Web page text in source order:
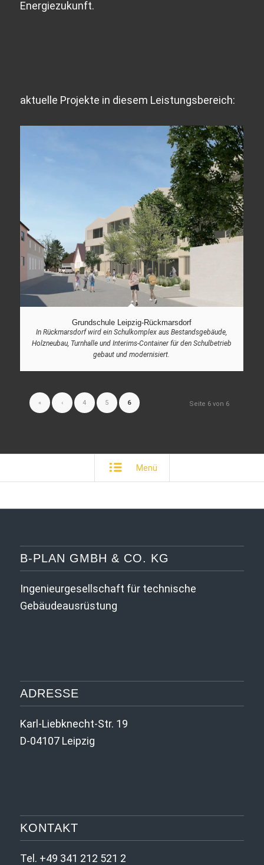
Energiezukunft.
aktuelle Projekte in diesem Leistungsbereich:
Grundschule Leipzig-Rückmarsdorf
In Rückmarsdorf wird ein Schulkomplex aus Bestandsgebäude,
Holzneubau, Turnhalle und Interims-Container für den Schulbetrieb
gebaut und modernisiert.
Seite 6 von 6
« ‹ 4 5 6
Menü
B-PLAN GMBH & CO. KG
Ingenieurgesellschaft für technische
Gebäude­ausrüstung
ADRESSE
Karl-Liebknecht-Str. 19
D-04107 Leipzig
KONTAKT
Tel. +49 341 212 521 2